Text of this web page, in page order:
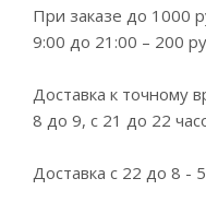
При заказе до 1000
9:00 до 21:00 – 200
Доставка к точному
8 до 9, с 21 до 22
Доставка с 22 до 8 -